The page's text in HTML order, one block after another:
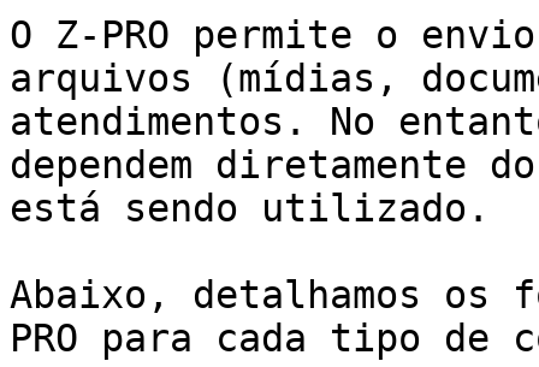
O Z-PRO permite o
arquivos (mídias,
atendimentos. No
dependem diretamente
está sendo utilizado.
Abaixo, detalhamos os
PRO para cada tipo de